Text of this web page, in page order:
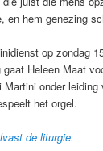
en hem genezing
op zondag
Heleen Maat
onder leiding
het orgel.
de liturgie.